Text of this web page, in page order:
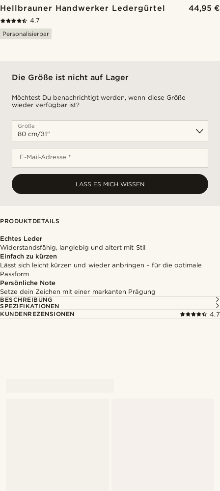
Hellbrauner Handwerker Ledergürtel 44,95 €
4.7
Personalisierbar
Die Größe ist nicht auf Lager
Möchtest Du benachrichtigt werden, wenn diese Größe
wieder verfügbar ist?
Größe
E-Mail-Adresse *
LASS ES MICH WISSEN
PRODUKTDETAILS
Echtes Leder
Widerstandsfähig, langlebig und altert mit Stil
Einfach zu kürzen
Lässt sich leicht kürzen und wieder anbringen – für die optimale
Passform
Persönliche Note
Setze dein Zeichen mit einer markanten Prägung
BESCHREIBUNG
SPEZIFIKATIONEN
KUNDENREZENSIONEN
4.7